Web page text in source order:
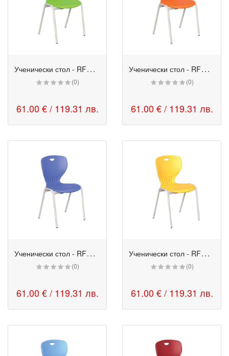
У
ченически стол - RFG Maxima A круша
(0)
61.00 € / 119.31 лв.
У
ченически стол - RFG Maxima A мандарина
(0)
61.00 € / 119.31 лв.
У
ченически стол - RFG Maxima A боровинка
(0)
61.00 € / 119.31 лв.
У
ченически стол - RFG Maxima A жълт
(0)
61.00 € / 119.31 лв.